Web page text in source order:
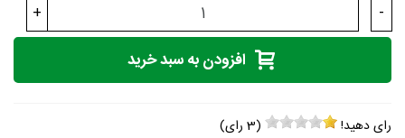
-
+
افزودن به سبد خرید
رای دهید! (
3 رای)